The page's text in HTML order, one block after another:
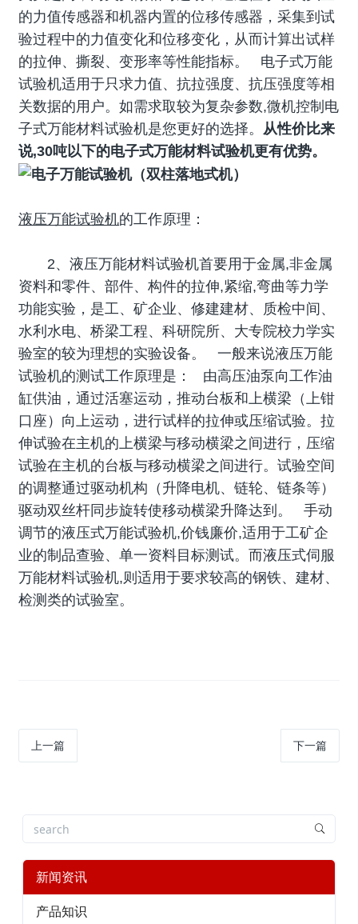
的力值传感器和机器内置的位移传感器，采集到试
验过程中的力值变化和位移变化，从而计算出试样
的拉伸、撕裂、变形率等性能指标。 电子式万能
试验机适用于只求力值、抗拉强度、抗压强度等相
关数据的用户。如需求取较为复杂参数,微机控制电
子式万能材料试验机是您更好的选择。 从性价比来
说,30吨以下的电子式万能材料试验机更有优势。
液压万能试验机的工作原理：
2、液压万能材料试验机首要用于金属,非金属
资料和零件、部件、构件的拉伸,紧缩,弯曲等力学
功能实验，是工、矿企业、修建建材、质检中间、
水利水电、桥梁工程、科研院所、大专院校力学实
验室的较为理想的实验设备。 一般来说液压万能
试验机的测试工作原理是： 由高压油泵向工作油
缸供油，通过活塞运动，推动台板和上横梁（上钳
口座）向上运动，进行试样的拉伸或压缩试验。拉
伸试验在主机的上横梁与移动横梁之间进行，压缩
试验在主机的台板与移动横梁之间进行。试验空间
的调整通过驱动机构（升降电机、链轮、链条等）
驱动双丝杆同步旋转使移动横梁升降达到。 手动
调节的液压式万能试验机,价钱廉价,适用于工矿企
业的制品查验、单一资料目标测试。而液压式伺服
万能材料试验机,则适用于要求较高的钢铁、建材、
检测类的试验室。
上一篇 下一篇
新闻资讯
产品知识